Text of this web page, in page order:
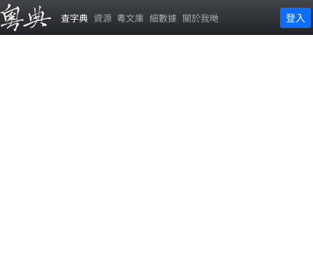
查字典 資源 粵文庫 細數據 關於我哋 登入